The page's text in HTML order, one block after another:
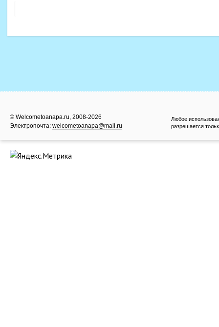
© Welcometoanapa.ru, 2008-2026
Электропочта: welcometoanapa@mail.ru
Любое
разрешается